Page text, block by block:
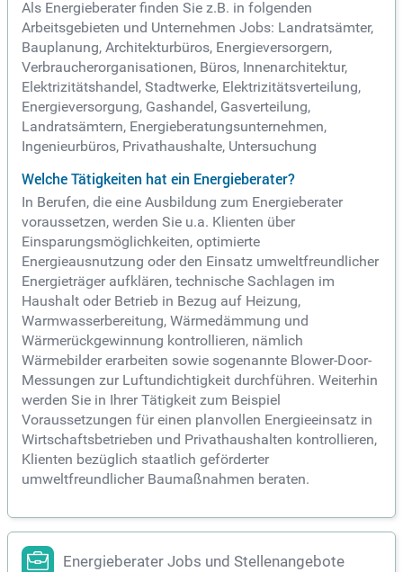
Als Energieberater finden Sie z.B. in folgenden
Arbeitsgebieten und Unternehmen Jobs: Landratsämter,
Bauplanung, Architekturbüros, Energieversorgern,
Verbraucherorganisationen, Büros, Innenarchitektur,
Elektrizitätshandel, Stadtwerke, Elektrizitätsverteilung,
Energieversorgung, Gashandel, Gasverteilung,
Landratsämtern, Energieberatungsunternehmen,
Ingenieurbüros, Privathaushalte, Untersuchung
Welche Tätigkeiten hat ein Energieberater?
In Berufen, die eine Ausbildung zum Energieberater
voraussetzen, werden Sie u.a. Klienten über
Einsparungsmöglichkeiten, optimierte
Energieausnutzung oder den Einsatz umweltfreundlicher
Energieträger aufklären, technische Sachlagen im
Haushalt oder Betrieb in Bezug auf Heizung,
Warmwasserbereitung, Wärmedämmung und
Wärmerückgewinnung kontrollieren, nämlich
Wärmebilder erarbeiten sowie sogenannte Blower-Door-
Messungen zur Luftundichtigkeit durchführen. Weiterhin
werden Sie in Ihrer Tätigkeit zum Beispiel
Voraussetzungen für einen planvollen Energieeinsatz in
Wirtschaftsbetrieben und Privathaushalten kontrollieren,
Klienten bezüglich staatlich geförderter
umweltfreundlicher Baumaßnahmen beraten.
Energieberater Jobs und Stellenangebote